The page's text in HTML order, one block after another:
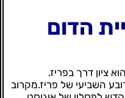
הדום
השביעי של פריז.מקרוב